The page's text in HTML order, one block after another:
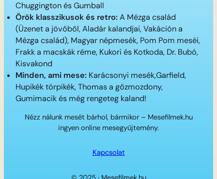
Chuggington és Gumball
Örök klasszikusok és retro: A Mézga család
(Üzenet a jövőből, Aladár kalandjai, Vakáción a
Mézga család), Magyar népmesék, Pom Pom meséi,
Frakk a macskák réme, Kukori és Kotkoda, Dr. Bubó,
Kisvakond
Minden, ami mese: Karácsonyi mesék,Garfield,
Hupikék törpikék, Thomas a gőzmozdony,
Gumimacik és még rengeteg kaland!
Nézz nálunk mesét bárhol, bármikor – Mesefilmek.hu
ingyen online mesegyűjtemény.
Kapcsolat